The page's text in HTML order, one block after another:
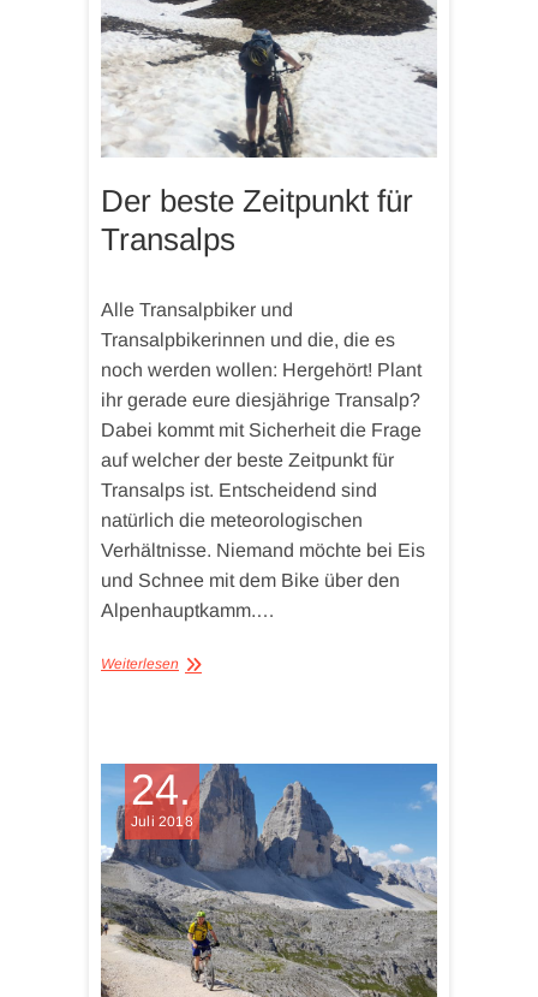
Der beste Zeitpunkt für
Transalps
Alle Transalpbiker und
Transalpbikerinnen und die, die es
noch werden wollen: Hergehört! Plant
ihr gerade eure diesjährige Transalp?
Dabei kommt mit Sicherheit die Frage
auf welcher der beste Zeitpunkt für
Transalps ist. Entscheidend sind
natürlich die meteorologischen
Verhältnisse. Niemand möchte bei Eis
und Schnee mit dem Bike über den
Alpenhauptkamm.…
Weiterlesen
24.
Juli 2018